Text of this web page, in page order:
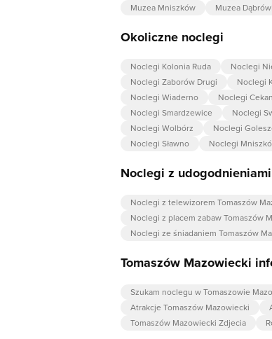
Muzea Mniszków
Muzea
Okoliczne noclegi
Noclegi Kolonia Ruda Noclegi
Noclegi Zaborów Drugi
Noclegi
Noclegi Wiaderno
Noclegi
Noclegi Smardzewice
Noclegi
Noclegi Wolbórz
Noclegi
Noclegi Sławno
Noclegi
Noclegi z udogodnieniami
Noclegi z telewizorem Tomaszów
Noclegi z placem zabaw Tomaszów
Noclegi ze śniadaniem Tomaszów
Tomaszów Mazowiecki
Szukam noclegu w Tomaszowie
Atrakcje Tomaszów Mazowiecki
Tomaszów Mazowiecki Zdjecia